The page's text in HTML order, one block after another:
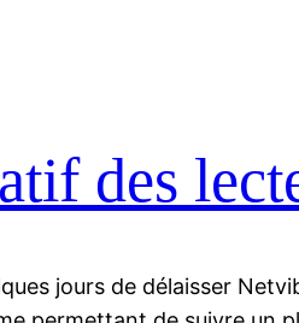
des
jours de délaisser